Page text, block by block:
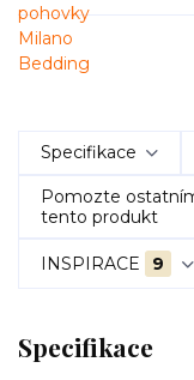
Specifikace
Pomozte
tento produkt
INSPIRACE 9
Specifikace